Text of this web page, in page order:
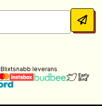
Blixtsnabb leverans